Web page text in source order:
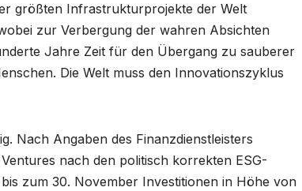
größten Infrastrukturprojekte der Welt
zur Verbergung der wahren Absichten
Jahre Zeit für den Übergang zu sauberer
Die Welt muss den Innovationszyklus
Nach Angaben des Finanzdienstleisters
nach den politisch korrekten ESG-
zum 30. November Investitionen in Höhe von